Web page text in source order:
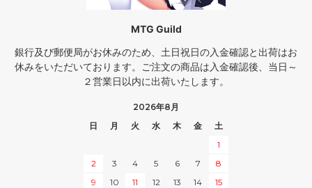
MTG Guild
銀行及び郵便局がお休みのため、土日祝日の入金確認と出荷はお
休みをいただいております。ご注文の商品は入金確認後、当日～
２営業日以内に出荷いたします。
2026年8月
日
月 火 水 木 金
土
1
2
3 4 5 6 7
8
9
10 11 12 13 14
15